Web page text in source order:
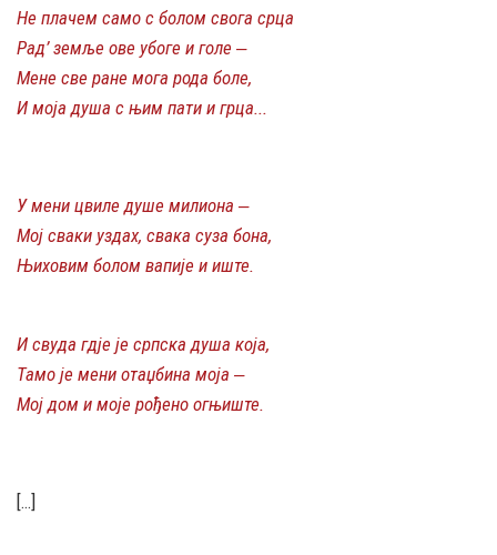
Не плачем само с болом свога срца
Рад’ земље ове убоге и голе ‒
Мене све ране мога рода боле,
И моја душа с њим пати и грца...
У мени цвиле душе милиона ‒
Мој сваки уздах, свака суза бона,
Њиховим болом вапије и иште.
И свуда гдје је српска душа која,
Тамо је мени отаџбина моја ‒
Мој дом и моје рођено огњиште.
[…]